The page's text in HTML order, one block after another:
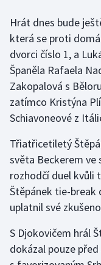
Short track
Sportovní střelba
Stolní tenis
Triatlon
Veslování
Vodní slalom
Volejbal
Ostatní
Hrát dnes bude
která se proti
dvorci číslo 1, a
Španěla Rafaela
Zakopalová s
zatímco Kristýna
Schiavoneové z
Třiatřicetiletý
světa Beckerem ve
rozhodčí duel kvůli
Štěpánek tie-
uplatnil své
S Djokovičem hrál
dokázal pouze